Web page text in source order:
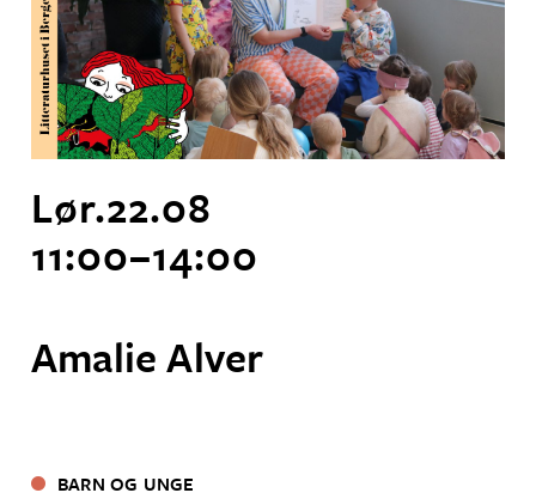
Lør.22.08
11:00–14:00
Amalie Alver
BARN OG UNGE